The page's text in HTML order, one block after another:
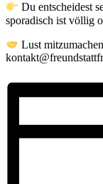
Du entscheidest
sporadisch ist völlig
Lust